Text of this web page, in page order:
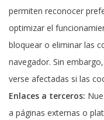
permiten reconocer
optimizar el
bloquear o eliminar las
navegador. Sin
verse afectadas si las
Enlaces a terceros:
a páginas externas o